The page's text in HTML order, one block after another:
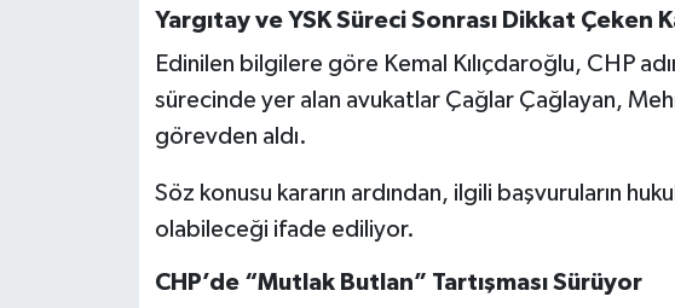
Yargıtay ve YSK Süreci Sonrası Dikkat Çeken
Edinilen bilgilere göre Kemal Kılıçdaroğlu, CHP
sürecinde yer alan avukatlar Çağlar Çağlayan,
görevden aldı.
Söz konusu kararın ardından, ilgili başvuruların
olabileceği ifade ediliyor.
CHP’de “Mutlak Butlan” Tartışması Sürüyor